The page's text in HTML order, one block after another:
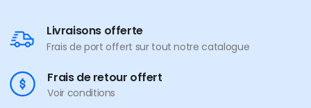
Livraisons offerte
Frais de port offert sur tout notre catalogue
Frais de retour offert
Voir conditions